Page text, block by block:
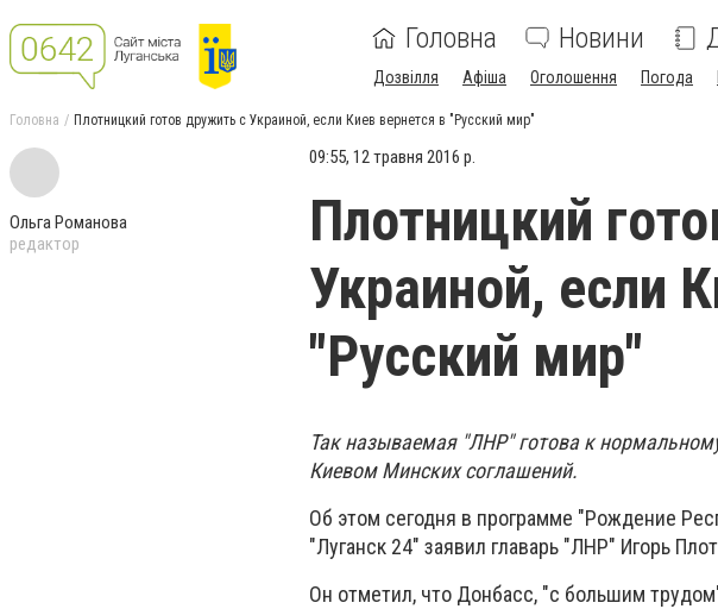
Головна Новини
Дозвілля Афіша Оголошення Погода
Головна Плотницкий готов дружить с Украиной, если Киев вернется в "Русский мир"
Ольга Романова
редактор
09:55, 12 травня 2016 р.
Плотницкий
Украиной, если
"Русский мир"
Так называемая "ЛНР" готова к
Киевом Минских соглашений.
Об этом сегодня в программе "Рождение
"Луганск 24" заявил главарь "ЛНР" Игорь
Он отметил, что Донбасс, "с большим